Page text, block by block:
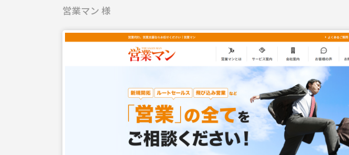
営業マン 様